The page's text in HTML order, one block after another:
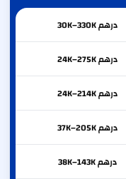
درهم 30K–330K
درهم 24K–275K
درهم 24K–214K
درهم 37K–205K
درهم 38K–143K